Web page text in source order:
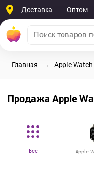
Доставка Оптом
Главная Apple Watch
Продажа Apple
Все Apple